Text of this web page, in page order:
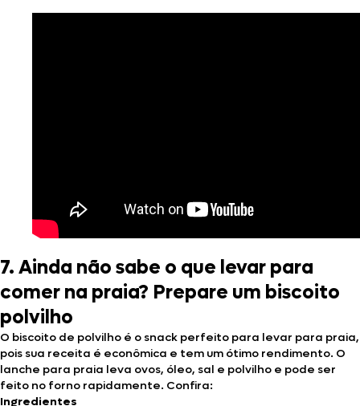
7. Ainda não sabe o que levar para
comer na praia? Prepare um biscoito
polvilho
O biscoito de polvilho é o snack perfeito para levar para praia,
pois sua receita é econômica e tem um ótimo rendimento. O
lanche para praia leva ovos, óleo, sal e polvilho e pode ser
feito no forno rapidamente. Confira:
Ingredientes